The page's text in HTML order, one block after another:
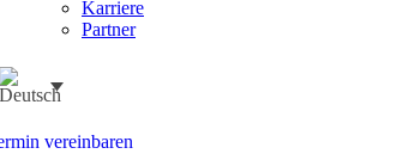
Karriere
Partner
vereinbaren